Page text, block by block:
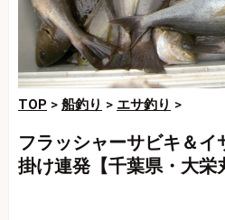
TOP > 船釣り > エサ釣り >
フラッシャーサビキ＆
掛け連発【千葉県・大栄